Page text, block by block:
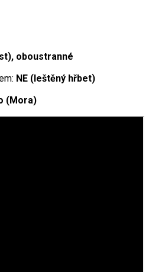
oboustranné
NE (leštěný hřbet)
(Mora)